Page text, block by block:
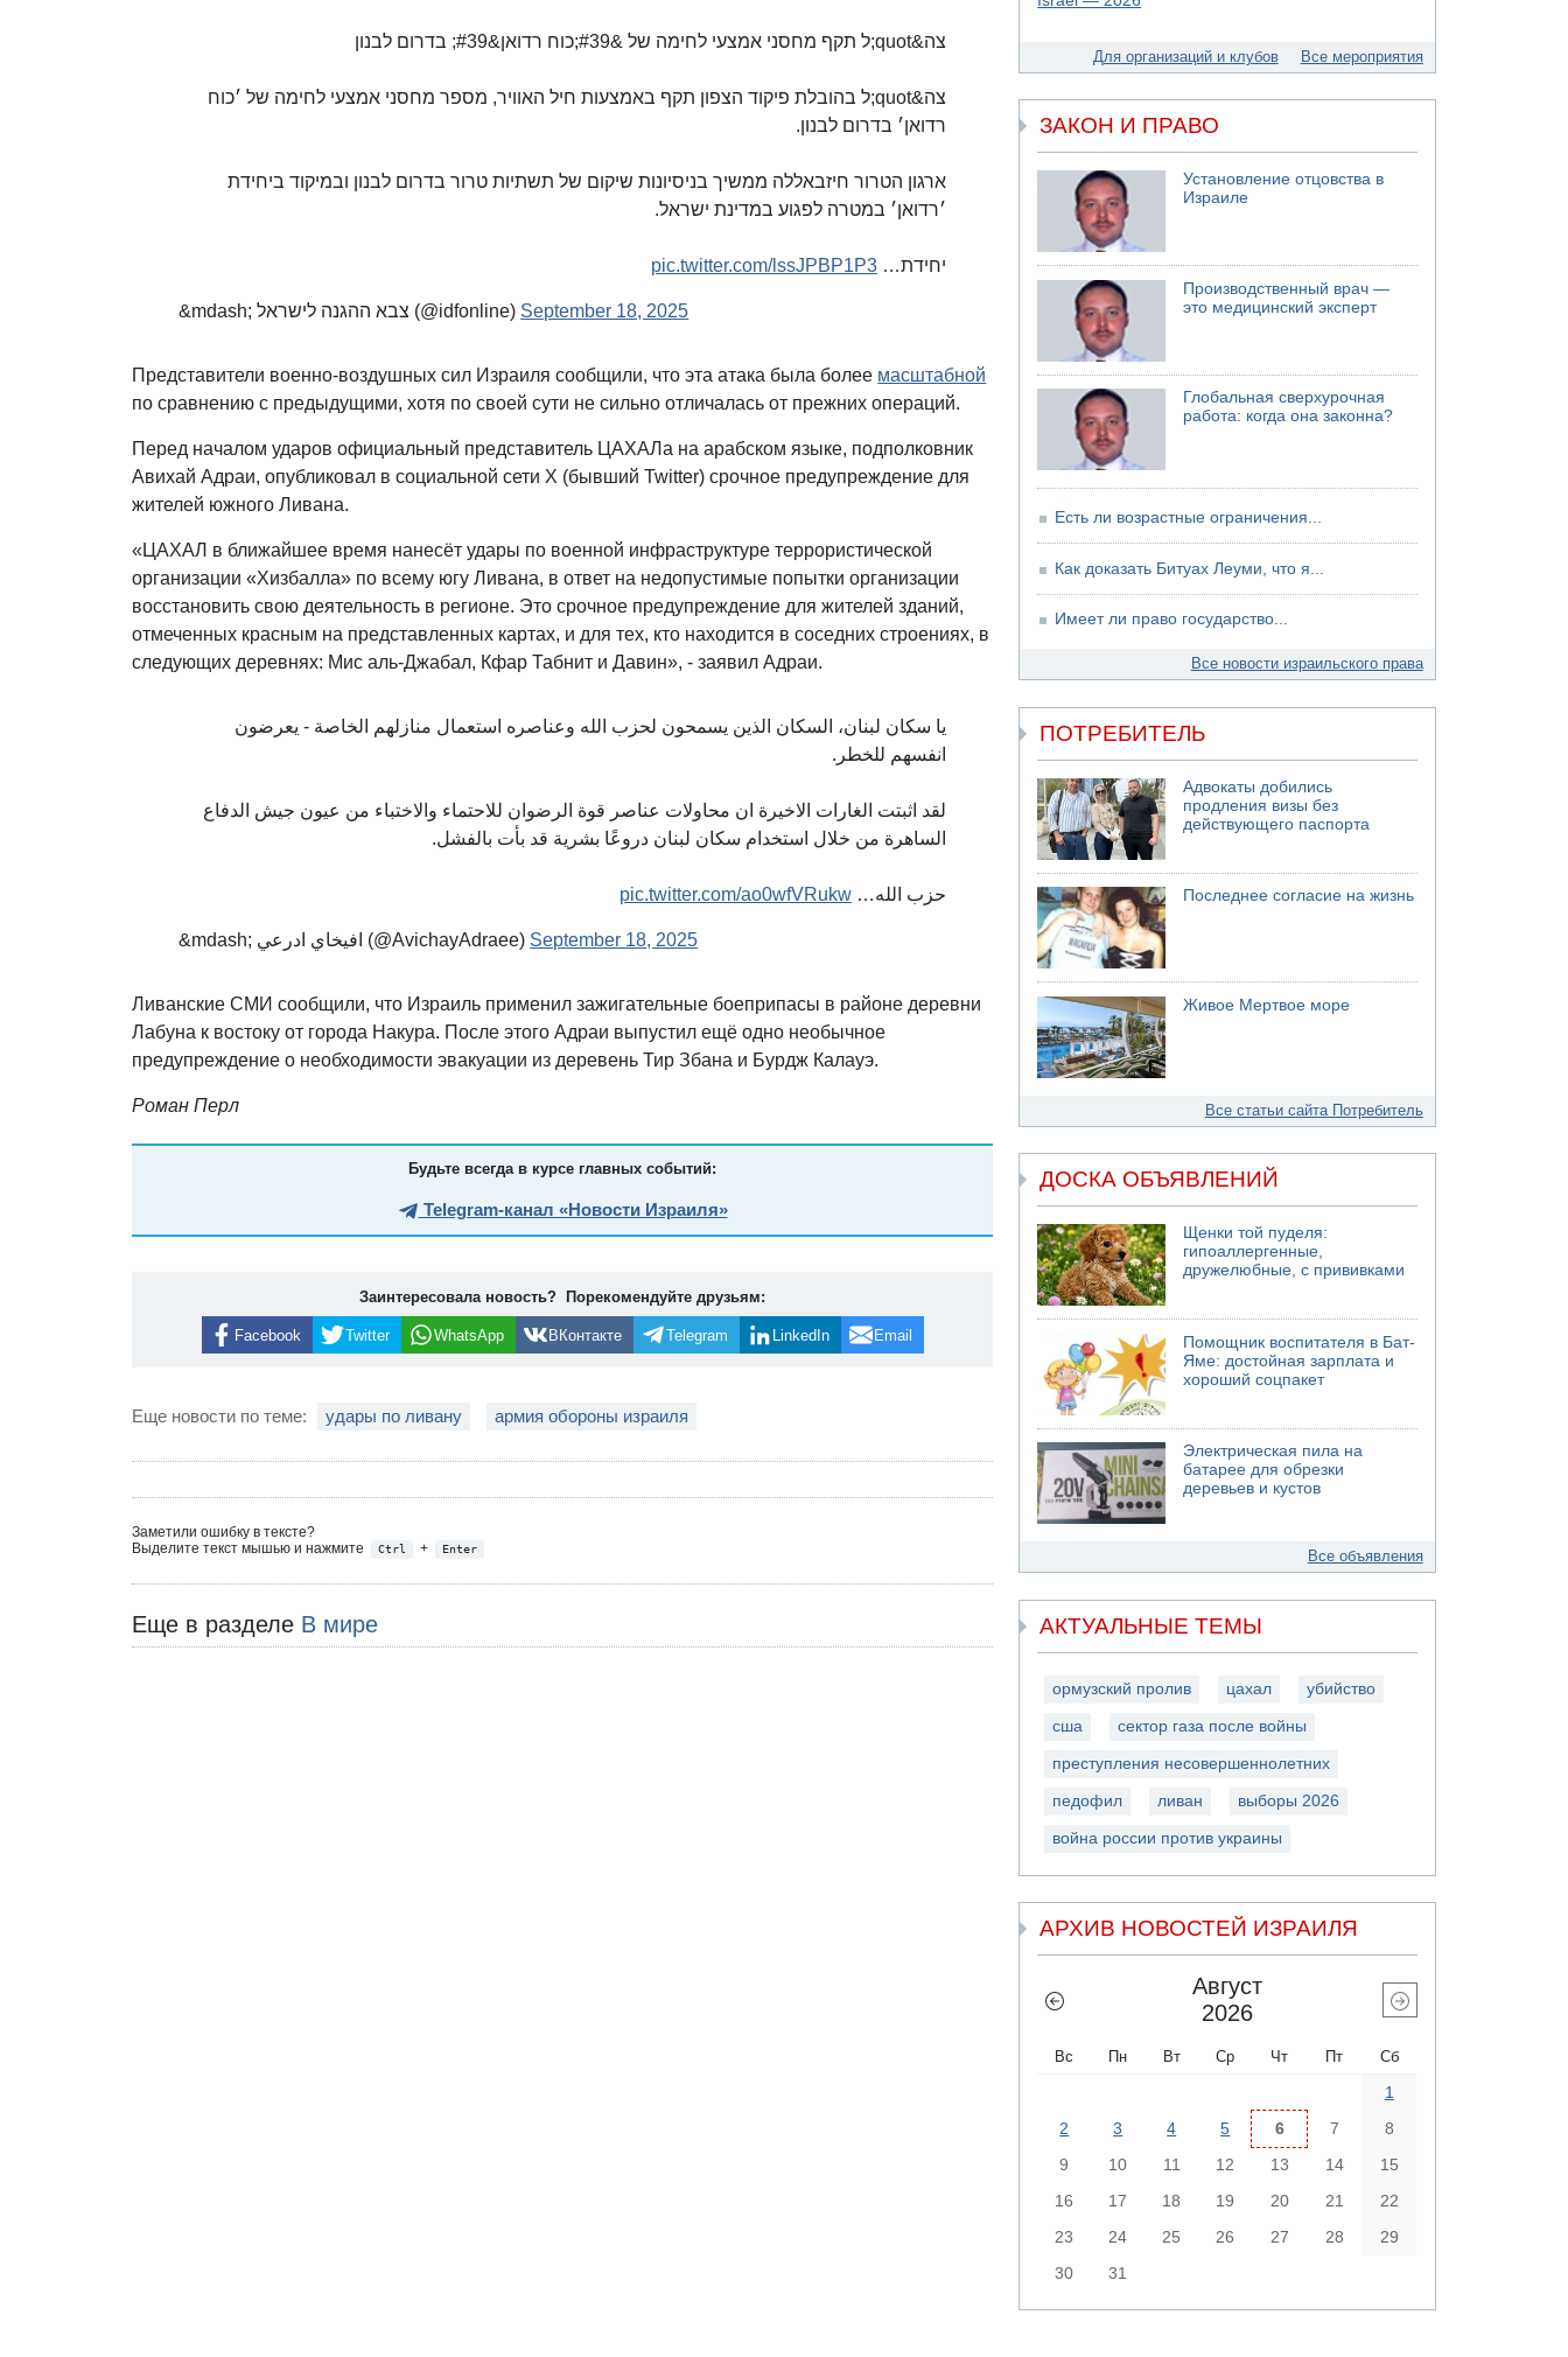
צה&quot;ל תקף מחסני אמצעי לחימה של &#39;כוח רדואן&#39; בדרום לבנון
צה&quot;ל בהובלת פיקוד הצפון תקף באמצעות חיל האוויר, מספר מחסני אמצעי לחימה של ׳כוח
רדואן׳ בדרום לבנון.
ארגון הטרור חיזבאללה ממשיך בניסיונות שיקום של תשתיות טרור בדרום לבנון ובמיקוד ביחידת
׳רדואן׳ במטרה לפגוע במדינת ישראל.
יחידת…pic.twitter.com/lssJPBP1P3
&mdash; צבא ההגנה לישראל (@idfonline) September 18, 2025
Представители военно-воздушных сил Израиля сообщили, что эта атака была более масштабной
по сравнению с предыдущими, хотя по своей сути не сильно отличалась от прежних операций.
Перед началом ударов официальный представитель ЦАХАЛа на арабском языке, подполковник
Авихай Адраи, опубликовал в социальной сети X (бывший Twitter) срочное предупреждение для
жителей южного Ливана.
«ЦАХАЛ в ближайшее время нанесёт удары по военной инфраструктуре террористической
организации «Хизбалла» по всему югу Ливана, в ответ на недопустимые попытки организации
восстановить свою деятельность в регионе. Это срочное предупреждение для жителей зданий,
отмеченных красным на представленных картах, и для тех, кто находится в соседних строениях, в
следующих деревнях: Мис аль-Джабал, Кфар Табнит и Давин», - заявил Адраи.
يا سكان لبنان، السكان الذين يسمحون لحزب الله وعناصره استعمال منازلهم الخاصة - يعرضون
انفسهم للخطر.
لقد اثبتت الغارات الاخيرة ان محاولات عناصر قوة الرضوان للاحتماء والاختباء من عيون جيش الدفاع
الساهرة من خلال استخدام سكان لبنان دروعًا بشرية قد بأت بالفشل.
حزب الله…pic.twitter.com/ao0wfVRukw
&mdash; افيخاي ادرعي (@AvichayAdraee) September 18, 2025
Ливанские СМИ сообщили, что Израиль применил зажигательные боеприпасы в районе деревни
Лабуна к востоку от города Накура. После этого Адраи выпустил ещё одно необычное
предупреждение о необходимости эвакуации из деревень Тир Збана и Бурдж Калауэ.
Роман Перл
Будьте всегда в курсе главных событий:
Telegram-канал «Новости Израиля»
Заинтересовала новость? Порекомендуйте друзьям:
Facebook Twitter WhatsApp ВКонтакте Telegram LinkedIn Email
Еще новости по теме: удары по ливану армия обороны израиля
Заметили ошибку в тексте?
Выделите текст мышью и нажмите
Ctrl + Enter
Еще в разделе В мире
Еще один меморандум для Ирана
Для организаций и клубов Все мероприятия
ЗАКОН И ПРАВО
Установление отцовства в
Израиле
Производственный врач —
это медицинский эксперт
Глобальная сверхурочная
работа: когда она законна?
Есть ли возрастные ограничения...
Как доказать Битуах Леуми, что я...
Имеет ли право государство...
Все новости израильского права
ПОТРЕБИТЕЛЬ
Адвокаты добились
продления визы без
действующего паспорта
Последнее согласие на жизнь
Живое Мертвое море
Все статьи сайта Потребитель
ДОСКА ОБЪЯВЛЕНИЙ
Щенки той пуделя:
гипоаллергенные,
дружелюбные, с прививками
Помощник воспитателя в Бат-
Яме: достойная зарплата и
хороший соцпакет
Электрическая пила на
батарее для обрезки
деревьев и кустов
Все объявления
АКТУАЛЬНЫЕ ТЕМЫ
ормузский пролив цахал убийство
сша сектор газа после войны
преступления несовершеннолетних
педофил ливан выборы 2026
война россии против украины
АРХИВ НОВОСТЕЙ ИЗРАИЛЯ
Август
2026
Вс Пн Вт Ср Чт Пт Сб
1
2
3 4 5 6 7
8
9
10 11 12 13 14
15
16
17 18 19 20 21
22
23
24 25 26 27 28
29
30
31